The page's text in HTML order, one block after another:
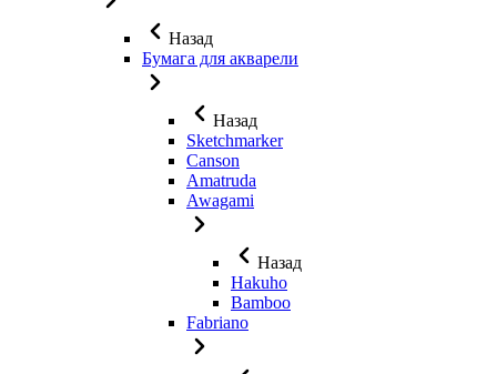
Назад
Бумага для акварели
Назад
Sketchmarker
Canson
Amatruda
Awagami
Назад
Hakuho
Bamboo
Fabriano